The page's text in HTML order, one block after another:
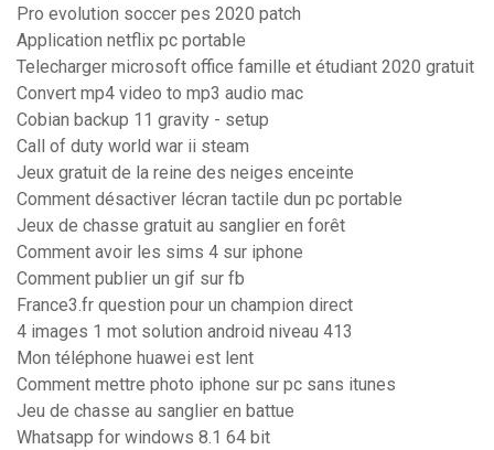
Pro evolution soccer pes 2020 patch
Application netflix pc portable
Telecharger microsoft office famille et étudiant 2020 gratuit
Convert mp4 video to mp3 audio mac
Cobian backup 11 gravity - setup
Call of duty world war ii steam
Jeux gratuit de la reine des neiges enceinte
Comment désactiver lécran tactile dun pc portable
Jeux de chasse gratuit au sanglier en forêt
Comment avoir les sims 4 sur iphone
Comment publier un gif sur fb
France3.fr question pour un champion direct
4 images 1 mot solution android niveau 413
Mon téléphone huawei est lent
Comment mettre photo iphone sur pc sans itunes
Jeu de chasse au sanglier en battue
Whatsapp for windows 8.1 64 bit